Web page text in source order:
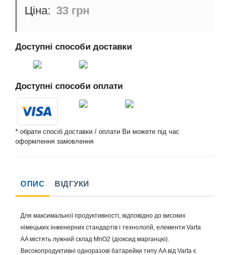
33 грн
Доступні способи доставки
Доступні способи оплати
* обрати спосіб доставки / оплати Ви можете під час
оформлення замовлення
ОПИС ВІДГУКИ
Для максимальної продуктивності, відповідно до високих
німецьких інженерних стандартів і технологій, елементи Varta
AA містять лужний склад MnO2 (діоксид марганцю).
Високопродуктивні одноразові батарейки типу AA від Varta є